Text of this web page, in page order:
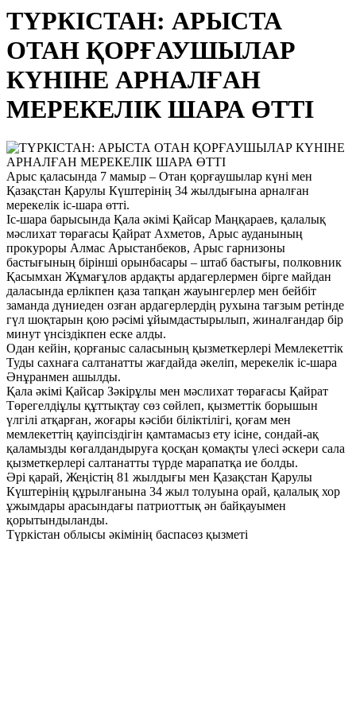
ТҮРКІСТАН: АРЫСТА
ОТАН ҚОРҒАУШЫЛАР
КҮНІНЕ АРНАЛҒАН
МЕРЕКЕЛІК ШАРА ӨТТІ
Арыс қаласында 7 мамыр – Отан қорғаушылар күні мен
Қазақстан Қарулы Күштерінің 34 жылдығына арналған
мерекелік іс-шара өтті.
Іс-шара барысында Қала әкімі Қайсар Маңқараев, қалалық
мәслихат төрағасы Қайрат Ахметов, Арыс ауданының
прокуроры Алмас Арыстанбеков, Арыс гарнизоны
бастығының бірінші орынбасары – штаб бастығы, полковник
Қасымхан Жұмағұлов ардақты ардагерлермен бірге майдан
даласында ерлікпен қаза тапқан жауынгерлер мен бейбіт
заманда дүниеден озған ардагерлердің рухына тағзым ретінде
гүл шоқтарын қою рәсімі ұйымдастырылып, жиналғандар бір
минут үнсіздікпен еске алды.
Одан кейін, қорғаныс саласының қызметкерлері Мемлекеттік
Туды сахнаға салтанатты жағдайда әкеліп, мерекелік іс-шара
Әнұранмен ашылды.
Қала әкімі Қайсар Зәкірұлы мен мәслихат төрағасы Қайрат
Төрегелдіұлы құттықтау сөз сөйлеп, қызметтік борышын
үлгілі атқарған, жоғары кәсіби біліктілігі, қоғам мен
мемлекеттің қауіпсіздігін қамтамасыз ету ісіне, сондай-ақ
қаламызды көгалдандыруға қосқан қомақты үлесі әскери сала
қызметкерлері салтанатты түрде марапатқа ие болды.
Әрі қарай, Жеңістің 81 жылдығы мен Қазақстан Қарулы
Күштерінің құрылғанына 34 жыл толуына орай, қалалық хор
ұжымдары арасындағы патриоттық ән байқауымен
қорытындыланды.
Түркістан облысы әкімінің баспасөз қызметі